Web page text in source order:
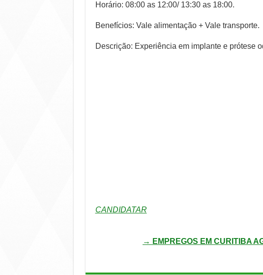
Horário: 08:00 as 12:00/ 13:30 as 18:00.
Benefícios: Vale alimentação + Vale transporte.
Descrição: Experiência em implante e prótese
CANDIDATAR
→ EMPREGOS EM CURITIBA